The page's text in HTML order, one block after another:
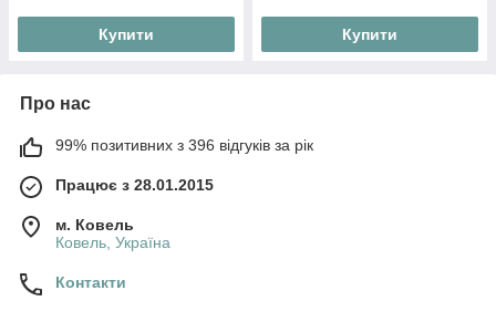
Купити Купити
Про нас
99% позитивних з 396 відгуків за рік
Працює з 28.01.2015
м. Ковель
Ковель, Україна
Контакти